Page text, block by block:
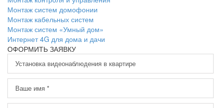
Монтаж систем домофонии
Монтаж кабельных систем
Монтаж систем «Умный дом»
Интернет 4G для дома и дачи
ОФОРМИТЬ ЗАЯВКУ